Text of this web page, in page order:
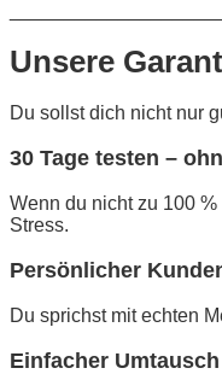
Unsere
Du sollst dich nicht nur
30 Tage testen –
Wenn du nicht zu 100
Stress.
Persönlicher
Du sprichst mit echten
Einfacher Umtausch